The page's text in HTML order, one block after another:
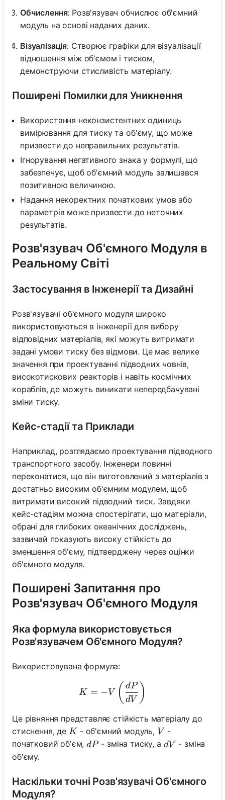
Обчислення: Розв'язувач обчислює об'ємний
модуль на основі наданих даних.
Візуалізація: Створює графіки для візуалізації
відношення між об'ємом і тиском,
демонструючи стисливість матеріалу.
Поширені Помилки для Уникнення
Використання неконзистентних одиниць
вимірювання для тиску та об'єму, що може
призвести до неправильних результатів.
Ігнорування негативного знака у формулі, що
забезпечує, щоб об'ємний модуль залишався
позитивною величиною.
Надання некоректних початкових умов або
параметрів може призвести до неточних
результатів.
Розв'язувач Об'ємного Модуля в
Реальному Світі
Застосування в Інженерії та Дизайні
Розв'язувачі об'ємного модуля широко
використовуються в інженерії для вибору
відповідних матеріалів, які можуть витримати
задані умови тиску без відмови. Це має велике
значення при проектуванні підводних човнів,
високотискових реакторів і навіть космічних
кораблів, де можуть виникати непередбачувані
зміни тиску.
Кейс-стадії та Приклади
Наприклад, розглядаємо проектування підводного
транспортного засобу. Інженери повинні
переконатися, що він виготовлений з матеріалів з
достатньо високим об'ємним модулем, щоб
витримати високий підводний тиск. Завдяки
кейс-стадіям можна спостерігати, що матеріали,
обрані для глибоких океанічних досліджень,
зазвичай показують високу стійкість до
зменшення об'єму, підтверджену через оцінки
об'ємного модуля.
Поширені Запитання про
Розв'язувач Об'ємного Модуля
Яка формула використовується
Розв'язувачем Об'ємного Модуля?
Використовувана формула:
K = - V
K = − V ( dV
dP )
Це рівняння представляє стійкість матеріалу до
стиснення, де K
K- об'ємний модуль, V
V -
початковий об'єм,dP
dP- зміна тиску, а dV
dV - зміна
об'єму.
Наскільки точні Розв'язувачі Об'ємного
Модуля?